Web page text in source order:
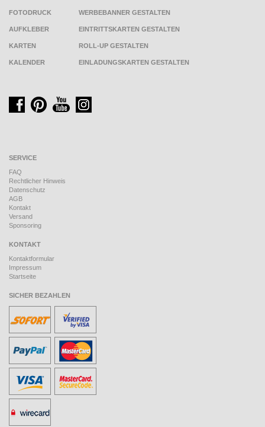
FOTODRUCK
AUFKLEBER
KARTEN
KALENDER
WERBEBANNER GESTALTEN
EINTRITTSKARTEN GESTALTEN
ROLL-UP GESTALTEN
EINLADUNGSKARTEN GESTALTEN
SERVICE
FAQ
Rechtlicher Hinweis
Datenschutz
AGB
Kontakt
Versand
Sponsoring
KONTAKT
Kontaktformular
Impressum
Startseite
SICHER BEZAHLEN